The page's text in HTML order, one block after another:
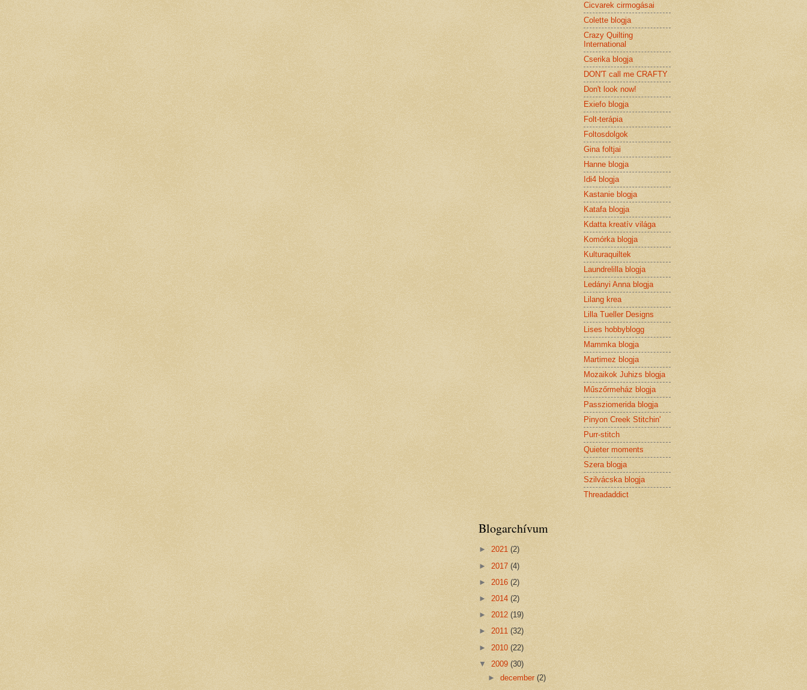
Cicvarek cirmogásai
Colette blogja
Crazy Quilting
International
Cserika blogja
DON'T call me CRAFTY
Don't look now!
Exiefo blogja
Folt-terápia
Foltosdolgok
Gina foltjai
Hanne blogja
Idi4 blogja
Kastanie blogja
Katafa blogja
Kdatta kreatív világa
Komórka blogja
Kulturaquiltek
Laundrelilla blogja
Ledányi Anna blogja
Lilang krea
Lilla Tueller Designs
Lises hobbyblogg
Mammka blogja
Martimez blogja
Mozaikok Juhizs blogja
Műszőrmeház blogja
Passziomerida blogja
Pinyon Creek Stitchin'
Purr-stitch
Quieter moments
Szera blogja
Szilvácska blogja
Threadaddict
Blogarchívum
► 2021 (2)
► 2017 (4)
► 2016 (2)
► 2014 (2)
► 2012 (19)
► 2011 (32)
► 2010 (22)
▼ 2009 (30)
►december(2)